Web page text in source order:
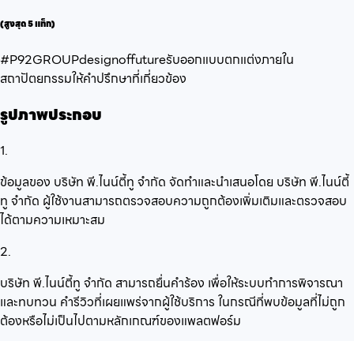
(สูงสุด 5 แท็ก)
#P92GROUPdesignoffutureรับออกแบบตกแต่งภายใน
สถาปัตยกรรมให้คำปรึกษาที่เกี่ยวข้อง
รูปภาพประกอบ
1.
ข้อมูลของ บริษัท พี.ไนน์ตี้ทู จำกัด จัดทำและนำเสนอโดย บริษัท พี.ไนน์ตี้
ทู จำกัด ผู้ใช้งานสามารถตรวจสอบความถูกต้องเพิ่มเติมและตรวจสอบ
ได้ตามความเหมาะสม
2.
บริษัท พี.ไนน์ตี้ทู จำกัด สามารถยื่นคำร้อง เพื่อให้ระบบทำการพิจารณา
และทบทวน คำรีวิวที่เผยแพร่จากผู้ใช้บริการ ในกรณีที่พบข้อมูลที่ไม่ถูก
ต้องหรือไม่เป็นไปตามหลักเกณฑ์ของแพลตฟอร์ม